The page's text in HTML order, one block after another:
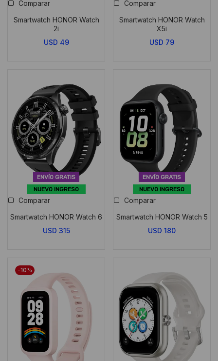
Comparar
Smartwatch HONOR Watch
2i
USD 49
Comparar
Smartwatch HONOR Watch
X5i
USD 79
NUEVO INGRESO
ENVÍO GRATIS
Comparar
Smartwatch HONOR Watch 6
USD 315
NUEVO INGRESO
ENVÍO GRATIS
Comparar
Smartwatch HONOR Watch 5
USD 180
-10%